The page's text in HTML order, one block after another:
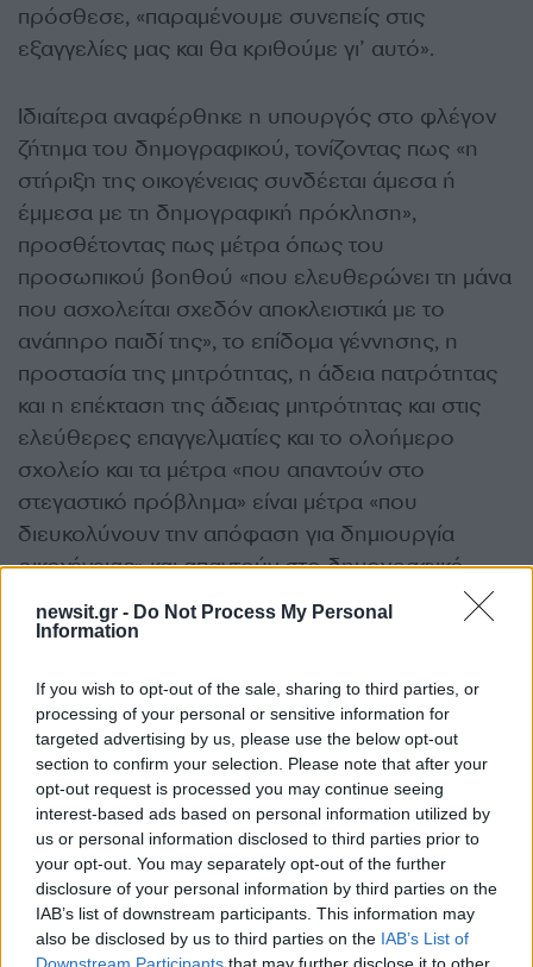
newsit.gr - Do Not Process My Personal
Information
If you wish to opt-out of the sale, sharing to third parties, or
processing of your personal or sensitive information for
targeted advertising by us, please use the below opt-out
section to confirm your selection. Please note that after your
opt-out request is processed you may continue seeing
interest-based ads based on personal information utilized by
us or personal information disclosed to third parties prior to
your opt-out. You may separately opt-out of the further
disclosure of your personal information by third parties on the
IAB’s list of downstream participants. This information may
also be disclosed by us to third parties on the IAB’s List of
πρόσθεσε, «παραμένουμε συνεπείς στις
εξαγγελίες μας και θα κριθούμε γι’ αυτό».
Ιδιαίτερα αναφέρθηκε η υπουργός στο φλέγον
ζήτημα του δημογραφικού, τονίζοντας πως «η
στήριξη της οικογένειας συνδέεται άμεσα ή
έμμεσα με τη δημογραφική πρόκληση»,
προσθέτοντας πως μέτρα όπως του
προσωπικού βοηθού «που ελευθερώνει τη μάνα
που ασχολείται σχεδόν αποκλειστικά με το
ανάπηρο παιδί της», το επίδομα γέννησης, η
προστασία της μητρότητας, η άδεια πατρότητας
και η επέκταση της άδειας μητρότητας και στις
ελεύθερες επαγγελματίες και το ολοήμερο
σχολείο και τα μέτρα «που απαντούν στο
στεγαστικό πρόβλημα» είναι μέτρα «που
διευκολύνουν την απόφαση για δημιουργία
οικογένειας» και απαντούν στο δημογραφικό
πρόβλημα.
αυτές οι πολιτικές συνυφαίνουν ένα δίκτυ
προστασίας γύρω από τον θεσμό της
οικογένειας και όσο αυτό το δίκτυ ενισχύεται,
τόσο πιο εύκολα αποφασίζουν οι νέοι να κάνουν
οικογένεια», προσθέτοντας πως «μέγιστη
φιλοδοξία μας είναι οι πολιτικές αυτές να
αναπτυχθούν αρκετά ώστε νέοι και νέες να
υπερβούν τους φόβους τους και να νιώσουν
πως η εργασία κι η κοινωνική τους ζωή δεν